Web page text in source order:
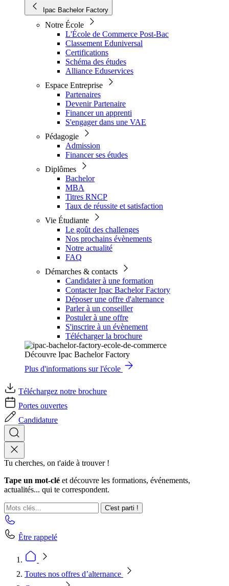
Ipac Bachelor Factory
Notre École
L'École de Commerce Post-Bac
Classement Eduniversal
Certifications
Schéma des études
Alliance Eduservices
Espace Entreprise
Partenaires
Devenir Partenaire
Financer un apprenti
S'engager dans une VAE
Pédagogie
Admission
Financer ses études
Diplômes
Bachelor
MBA
Titres RNCP
Taux de réussite et satisfaction
Vie Étudiante
Le goût des challenges
Nos prochains évènements
Notre actualité
FAQ
Démarches & contacts
Candidater à une formation
Contacter Ipac Bachelor Factory
Déposer une offre d'alternance
Parler à un conseiller
Postuler à une offre
S'inscrire à un évènement
Télécharger la brochure
Découvre Ipac Bachelor Factory
Plus d'informations sur l'école
Téléchargez notre brochure
Portes ouvertes
Candidature
Tu cherches, on t'aide à trouver !
Tape un mot-clé et découvre les formations, événements,
actualités... qui te correspondent.
C'est parti !
Être rappelé
Toutes nos offres d’alternance